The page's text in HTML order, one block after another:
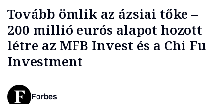
Tovább ömlik az ázsiai tőke –
200 millió eurós alapot hozott
létre az MFB Invest és a Chi Fu
Investment
Forbes